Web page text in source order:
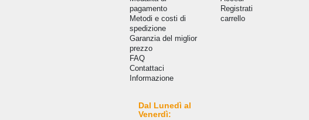
pagamento
Metodi e costi di
spedizione
Garanzia del miglior
prezzo
FAQ
Сontattaci
Informazione
Registrati
carrello
Dal Lunedì al
Venerdì: